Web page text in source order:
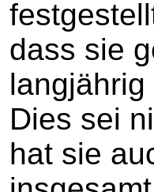
dass sie
Dies sei
hat sie